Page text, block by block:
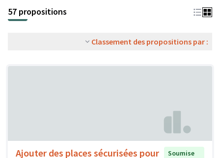
57 propositions
Classement des propositions par :
Ajouter des places sécurisées pour
Soumise